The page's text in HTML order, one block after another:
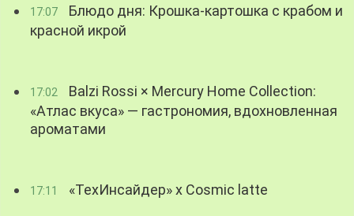
17:07
Блюдо дня: Крошка-картошка с крабом и
красной икрой
17:02
Balzi Rossi × Mercury Home Collection:
«Атлас вкуса» — гастрономия, вдохновленная
ароматами
17:11 «ТехИнсайдер» х Cosmic latte